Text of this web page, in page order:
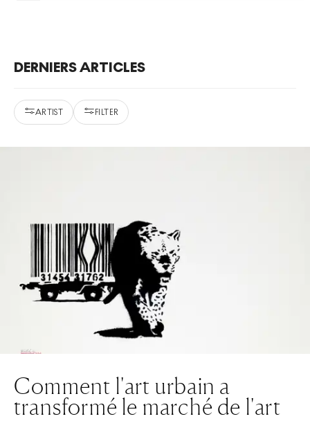
DERNIERS ARTICLES
ARTIST FILTER
Comment l'art urbain a
transformé le marché de l'art